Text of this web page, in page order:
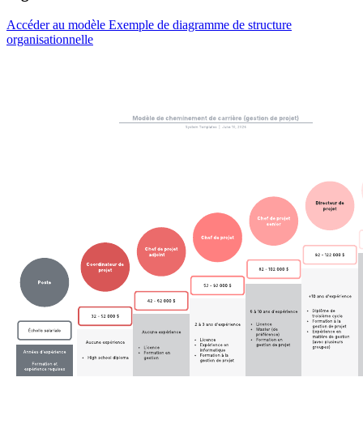
Accéder au modèle Exemple de diagramme de structure
organisationnelle